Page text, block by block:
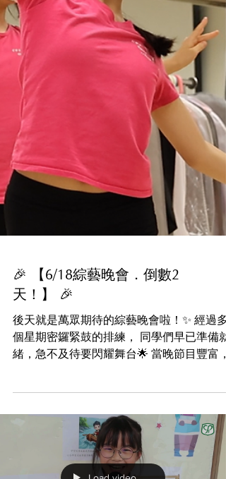
🎉 【6/18綜藝晚會．倒數2
個星期密鑼緊鼓的排練， 同學們早已準備就
緒，急不及待要閃耀舞台🌟 當晚節目豐富，
包括： 🎶 動聽歌詠與樂器演奏 💃 優雅中國
＋活力爵士舞 🎭 有趣話劇＋創意短劇 🥋 帥